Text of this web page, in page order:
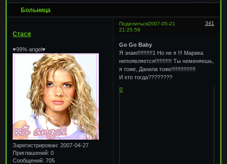
Больница
Поделиться 341
2007-05-21
21:25:59
Стася
♥99% angel♥
Зарегистрирован: 2007-04-27
Приглашений: 0
Сообщений: 705
Go Go Baby
Я знаю!!!!!!!!!!1 Но не я !!! Марика
непоявляется!!!!!!!!!!! Ты неменяешь,
я тоже, Данила тоже!!!!!!!!!!!!!!!!
И кто тогда????????
0